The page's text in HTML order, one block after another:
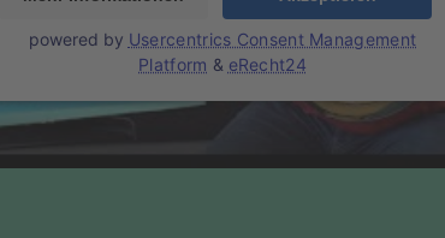
powered by Usercentrics Consent Management
Platform & eRecht24